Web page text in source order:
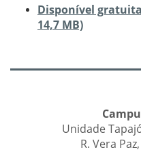
Disponível
14,7 MB)
Unidade
R. Vera